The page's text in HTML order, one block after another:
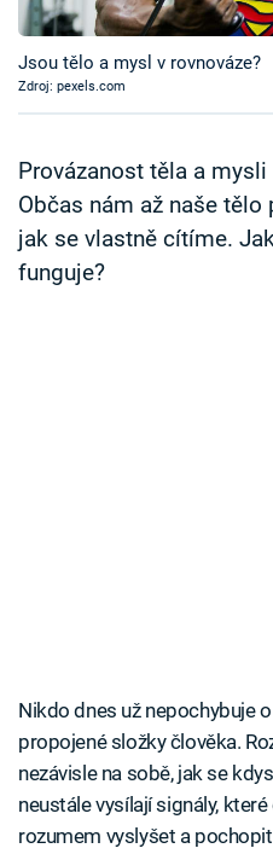
Časopis
Sledujte prima+
Sledujte nás
Jsou tělo a mysl v rovnováze?
Zdroj: pexels.com
Provázanost těla a
Občas nám až naše tělo
jak se vlastně cítíme.
funguje?
Nikdo dnes už nepochybuje
propojené složky člověka.
nezávisle na sobě, jak se
neustále vysílají signály,
rozumem vyslyšet a